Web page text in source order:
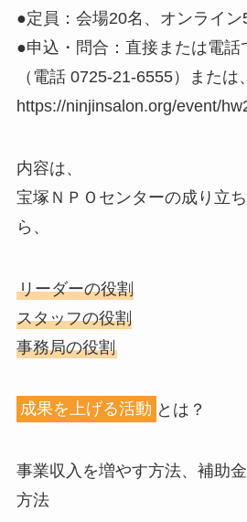
●定員：会場20名、オンライン
●申込・問合：直接または電話
（電話 0725-21-6555）または、
https://ninjinsalon.org/event/
内容は、
宝塚ＮＰＯセンターの成り立
ら、
リーダーの役割
スタッフの役割
事務局の役割
成果を上げる活動 とは？
事業収入を増やす方法、補助
方法